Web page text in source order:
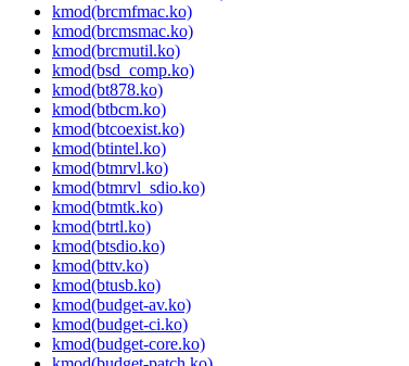
kmod(brcmfmac.ko)
kmod(brcmsmac.ko)
kmod(brcmutil.ko)
kmod(bsd_comp.ko)
kmod(bt878.ko)
kmod(btbcm.ko)
kmod(btcoexist.ko)
kmod(btintel.ko)
kmod(btmrvl.ko)
kmod(btmrvl_sdio.ko)
kmod(btmtk.ko)
kmod(btrtl.ko)
kmod(btsdio.ko)
kmod(bttv.ko)
kmod(btusb.ko)
kmod(budget-av.ko)
kmod(budget-ci.ko)
kmod(budget-core.ko)